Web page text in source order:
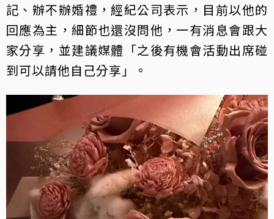
記、辦不辦婚禮，經紀公司表示，目前以他的
回應為主，細節也還沒問他，一有消息會跟大
家分享，並建議媒體「之後有機會活動出席碰
到可以請他自己分享」。